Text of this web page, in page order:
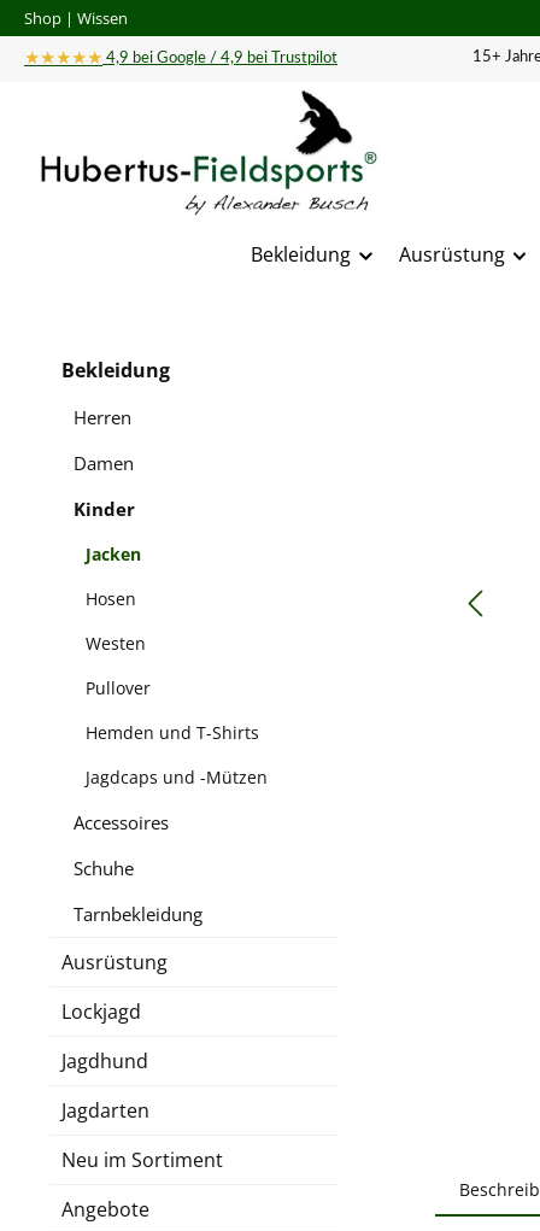
Hauptinhalt springen
Zur Suche springen
Zur Hauptnavigation springen
Shop | Wissen
★★★★★ 4,9 bei Google / 4,9 bei Trustpilot 15+
Bekleidung Ausrüstung
Bekleidung
Herren
Damen
Kinder
Jacken
Hosen
Westen
Pullover
Hemden und T-Shirts
Jagdcaps und -Mützen
Accessoires
Schuhe
Tarnbekleidung
Ausrüstung
Lockjagd
Jagdhund
Jagdarten
Neu im Sortiment
Angebote